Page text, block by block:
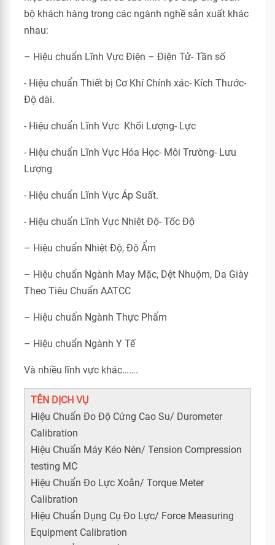
bộ khách hàng trong các ngành nghề sản xuất khác
nhau:
– Hiệu chuẩn Lĩnh Vực Điện – Điện Tử- Tần số
- Hiệu chuẩn Thiết bị Cơ Khí Chính xác- Kích Thước-
Độ dài.
- Hiệu chuẩn Lĩnh Vực Khối Lượng- Lực
- Hiệu chuẩn Lĩnh Vực Hóa Học- Môi Trường- Lưu
Lượng
- Hiệu chuẩn Lĩnh Vực Áp Suất.
- Hiệu chuẩn Lĩnh Vực Nhiệt Độ- Tốc Độ
– Hiệu chuẩn Nhiệt Độ, Độ Ẩm
– Hiệu chuẩn Ngành May Mặc, Dệt Nhuộm, Da Giày
Theo Tiêu Chuẩn AATCC
– Hiệu chuẩn Ngành Thực Phẩm
– Hiệu chuẩn Ngành Y Tế
Và nhiều lĩnh vực khác…….
TÊN DỊCH VỤ
Hiệu Chuẩn Đo Độ Cứng Cao Su/ Durometer
Calibration
Hiệu Chuẩn Máy Kéo Nén/ Tension Compression
testing MC
Hiệu Chuẩn Đo Lực Xoắn/ Torque Meter
Calibration
Hiệu Chuẩn Dụng Cụ Đo Lực/ Force Measuring
Equipment Calibration